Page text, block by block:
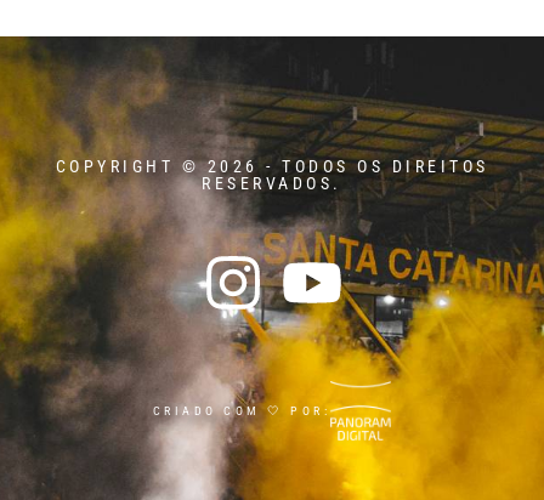
COPYRIGHT © 2026 - TODOS OS DIREITOS
RESERVADOS.
CRIADO COM 🤍 POR: